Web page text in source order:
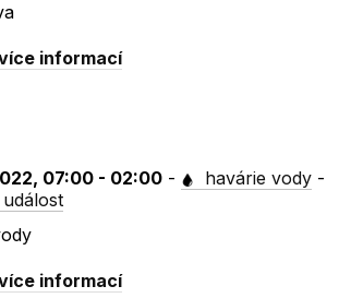
informací
07:00 - 02:00 - havárie vody -
informací